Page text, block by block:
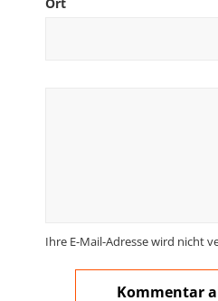
Ort
Ihre E-Mail-Adresse wird nicht